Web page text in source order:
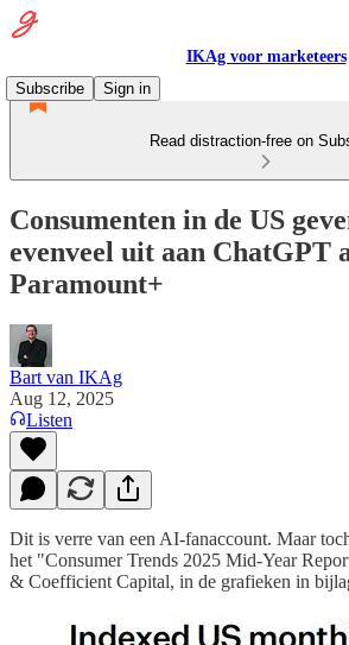
IKAg voor marketeers
Subscribe
Sign in
Read distraction-free on
Consumenten in de US
evenveel uit aan ChatGPT
Paramount+
Bart van IKAg
Aug 12, 2025
Listen
Dit is verre van een AI-fanaccount. Maar
het "Consumer Trends 2025 Mid-Year
& Coefficient Capital, in de grafieken in